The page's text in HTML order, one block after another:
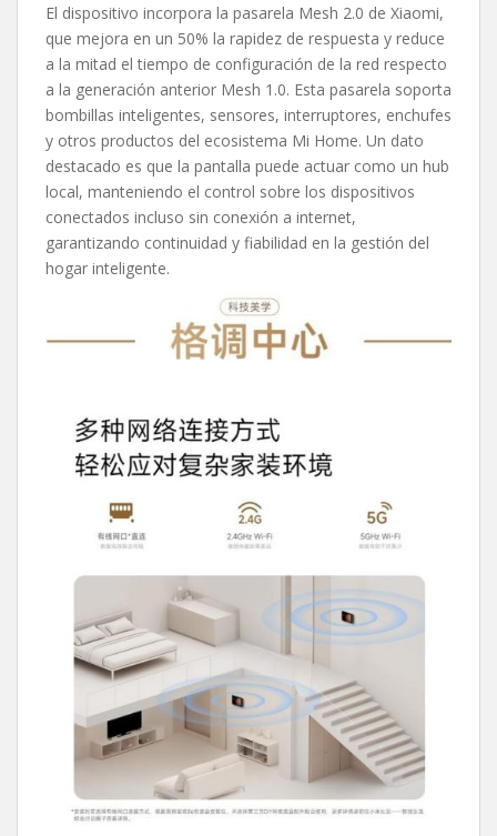
El dispositivo incorpora la pasarela Mesh 2.0 de Xiaomi,
que mejora en un 50% la rapidez de respuesta y reduce
a la mitad el tiempo de configuración de la red respecto
a la generación anterior Mesh 1.0. Esta pasarela soporta
bombillas inteligentes, sensores, interruptores, enchufes
y otros productos del ecosistema Mi Home. Un dato
destacado es que la pantalla puede actuar como un hub
local, manteniendo el control sobre los dispositivos
conectados incluso sin conexión a internet,
garantizando continuidad y fiabilidad en la gestión del
hogar inteligente.